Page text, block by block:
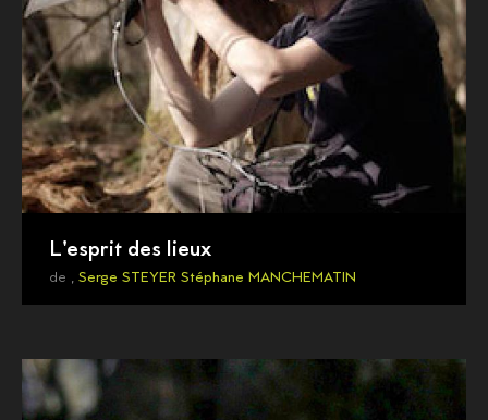
L'esprit des lieux
de , Serge STEYER Stéphane MANCHEMATIN